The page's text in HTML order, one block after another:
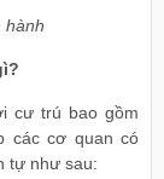
hành
cư trú bao gồm
các cơ quan có
tự như sau: